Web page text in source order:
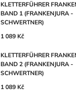
KLETTERFÜHRER
BAND 1 (FRANKENJURA -
SCHWERTNER)
1 089 Kč
KLETTERFÜHRER
BAND 2 (FRANKENJURA -
SCHWERTNER)
1 089 Kč